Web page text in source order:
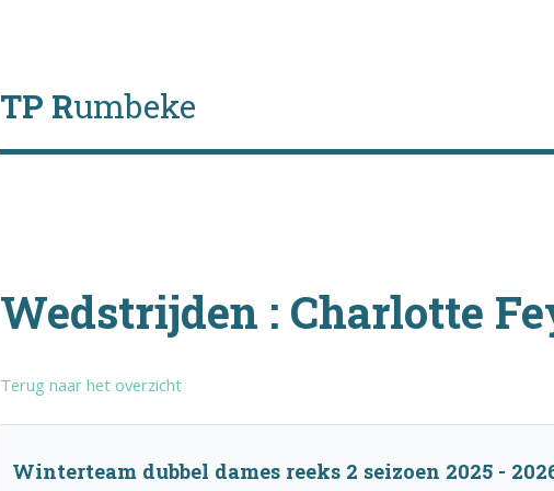
TP Rumbeke
Wedstrijden : Charlotte
Terug naar het overzicht
Winterteam dubbel dames reeks 2 seizoen 2025 -